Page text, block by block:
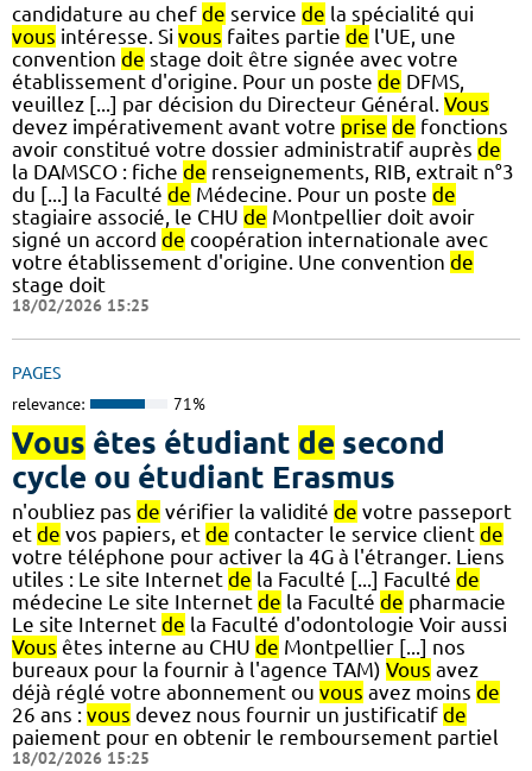
candidature au chef de service de la spécialité qui
vous intéresse. Si vous faites partie de l'UE, une
convention de stage doit être signée avec votre
établissement d'origine. Pour un poste de DFMS,
veuillez [...] par décision du Directeur Général. Vous
devez impérativement avant votre prise de fonctions
avoir constitué votre dossier administratif auprès de
la DAMSCO : fiche de renseignements, RIB, extrait n°3
du [...] la Faculté de Médecine. Pour un poste de
stagiaire associé, le CHU de Montpellier doit avoir
signé un accord de coopération internationale avec
votre établissement d'origine. Une convention de
stage doit
18/02/2026 15:25
PAGES
relevance: 71%
Vous êtes étudiant de second
cycle ou étudiant Erasmus
n'oubliez pas de vérifier la validité de votre passeport
et de vos papiers, et de contacter le service client de
votre téléphone pour activer la 4G à l'étranger. Liens
utiles : Le site Internet de la Faculté [...] Faculté de
médecine Le site Internet de la Faculté de pharmacie
Le site Internet de la Faculté d'odontologie Voir aussi
Vous êtes interne au CHU de Montpellier [...] nos
bureaux pour la fournir à l'agence TAM) Vous avez
déjà réglé votre abonnement ou vous avez moins de
26 ans : vous devez nous fournir un justificatif de
paiement pour en obtenir le remboursement partiel
18/02/2026 15:25